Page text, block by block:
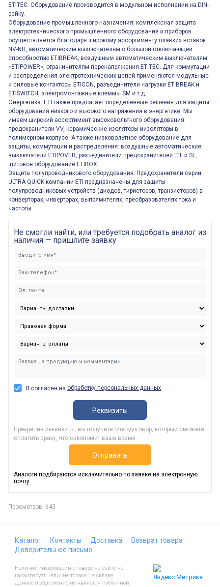
ETITEC. Оборудование производится в модульном исполнении на DIN-
рейку.
Оборудование промышленного назначения: комплексная защита
электротехнического промышленного оборудования и приборов
осуществляется благодаря широкому ассортименту плавких вставок
NV-NH, автоматическим выключателям с большой отключающей
способностью ETIBREAK, воздушным автоматическим выключателям
«ETIPOWER», ограничителям перенапряжения ETITEC. Для коммутации
и распределения электротехнических цепей применяются модульные
и силовые контакторы ETICON, разъединители нагрузки ETIBREAK и
ETISWITCH, электромонтажные клеммы SM и т.д.
Энергетика: ETI также предлагает определенные решения для защиты
оборудования низкого и высокого напряжения в энергетике. Мы
имеем широкий ассортимент высоковольтного оборудования:
предохранители VV, керамические изоляторы иизоляторы в
полимерном корпусе. А также низковольтное оборудование для
защиты, коммутации и распределения: воздушные автоматические
выключатели ETIPOVER, разъединители предохранителей LTL и SL,
щитовое оборудование ETIBOX.
Защита полупроводникового оборудования: Предохранители серии
ULTRA QUICK компании ETI предназначены для защиты
полупроводниковых устройств (диодов, тиристоров, транзисторов) в
конверторах, инверторах, выпрямителях, преобразователях тока и
частоты.
Не смогли найти, или требуется подобрать аналог из
наличия — пришлите заявку
Я согласен на обработку персональных данных
Реквизиты
Прикрепив реквизиты, вы получите счет-договор, который сможете
оплатить сразу, что сэкономит ваше время.
Отправить
Аналоги подбираются исключительно по заявке на электронную
почту.
Просмотров: 645
Каталог Контакты Доставка
Возврат товара
Доверительное письмо
Наличие информации о товаре на сайте не
гарантирует наличие товара на складе.
Данное предложение не является публичной